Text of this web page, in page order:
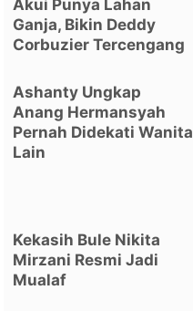
Akui Punya Lahan
Ganja, Bikin Deddy
Corbuzier Tercengang
Ashanty Ungkap
Anang Hermansyah
Pernah Didekati Wanita
Lain
Kekasih Bule Nikita
Mirzani Resmi Jadi
Mualaf